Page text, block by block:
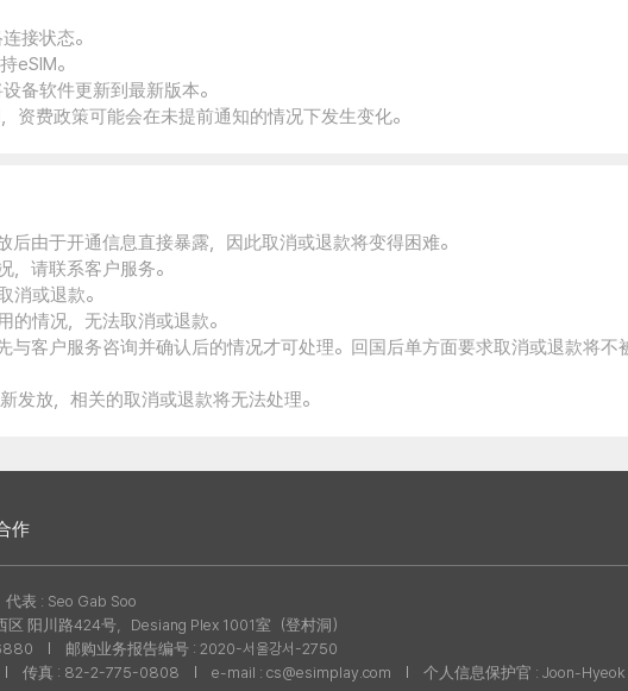
接状态。
eSIM。
备软件更新到最新版本。
资费政策可能会在未提前通知的情况下发生变化。
后由于开通信息直接暴露，因此取消或退款将变得困难。
，请联系客户服务。
消或退款。
的情况，无法取消或退款。
与客户服务咨询并确认后的情况才可处理。回国后单方面要求取消或退款将不
发放，相关的取消或退款将无法处理。
作
代表 : Seo Gab Soo
阳川路424号，Desiang Plex 1001室（登村洞）
邮购业务报告编号 : 2020-서울강서-2750
传真 : 82-2-775-0808 e-mail : cs@esimplay.com 个人信息保护官 : Joon-Hyeok